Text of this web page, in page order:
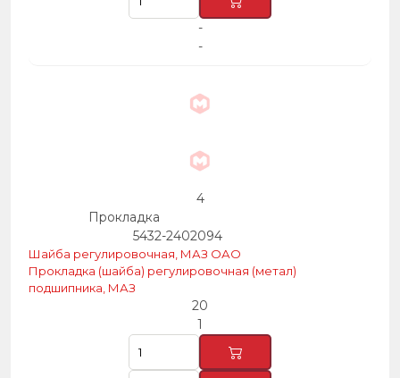
-
-
4
Прокладка
5432-2402094
Шайба регулировочная, МАЗ ОАО
Прокладка (шайба) регулировочная (метал)
подшипника, МАЗ
20
1